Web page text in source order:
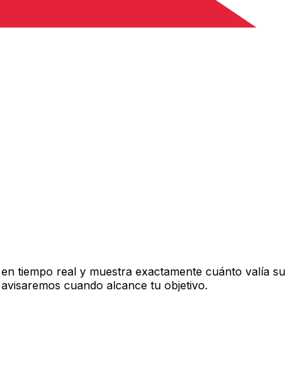
tiempo real y muestra exactamente cuánto valía su
cuando alcance tu objetivo.